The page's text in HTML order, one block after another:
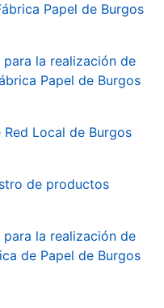
Papel de Burgos
la realización de
Papel de Burgos
Local de Burgos
de productos
la realización de
de Papel de Burgos